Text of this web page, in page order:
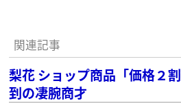
関連記事
梨花 ショップ商品「価格２
到の凄腕商才